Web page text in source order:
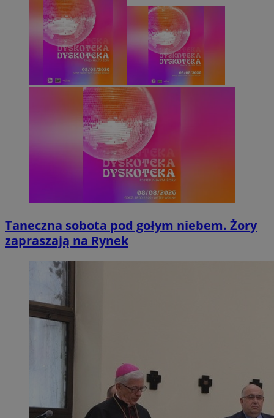
Taneczna sobota pod gołym niebem. Żory
zapraszają na Rynek